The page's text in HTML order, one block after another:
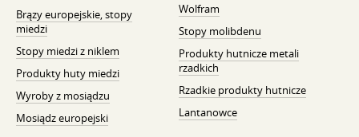
Brązy europejskie, stopy
miedzi
Stopy miedzi z niklem
Produkty huty miedzi
Wyroby z mosiądzu
Mosiądz europejski
Wolfram
Stopy molibdenu
Produkty hutnicze metali
rzadkich
Rzadkie produkty hutnicze
Lantanowce